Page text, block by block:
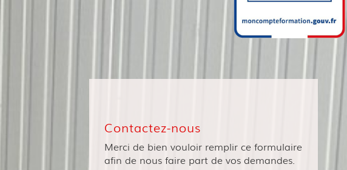
Contactez-nous
Merci de bien vouloir remplir ce formulaire
afin de nous faire part de vos demandes.